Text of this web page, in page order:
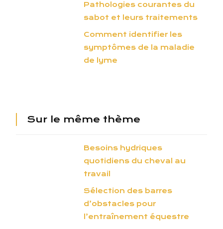
Pathologies courantes du
sabot et leurs traitements
Comment identifier les
symptômes de la maladie
de lyme
Sur le même thème
Besoins hydriques
quotidiens du cheval au
travail
Sélection des barres
d’obstacles pour
l’entraînement équestre